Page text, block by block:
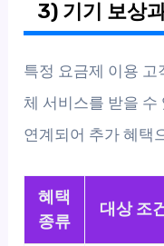
3) 기기 보상
특정 요금제 이용 고
체 서비스를 받을
연계되어 추가 혜택
혜택
종류
대상 조